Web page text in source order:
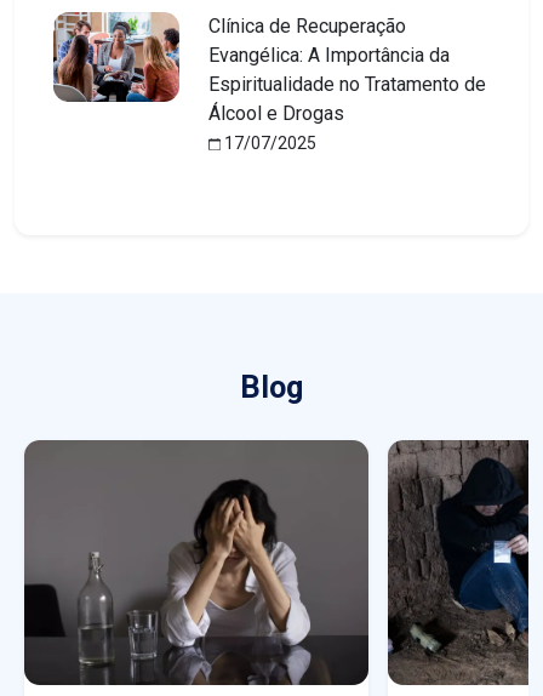
Clínica de Recuperação
Evangélica: A Importância da
Espiritualidade no Tratamento de
Álcool e Drogas
17/07/2025
Blog